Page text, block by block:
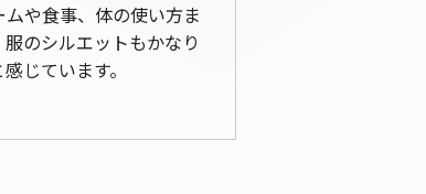
や食事、体の使い方ま
のシルエットもかなり
じています。